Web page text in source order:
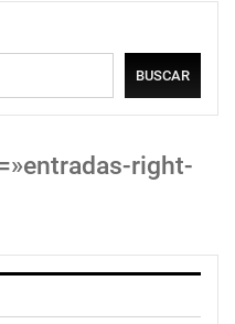
BUSCAR
right-